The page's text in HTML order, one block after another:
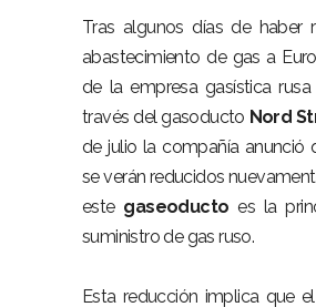
Tras algunos días de haber
abastecimiento de gas a
de la empresa gasística rusa
través del gasoducto Nord
de julio la compañía anunció
se verán reducidos
este gaseoducto es la
suministro de gas ruso.
Esta reducción implica que